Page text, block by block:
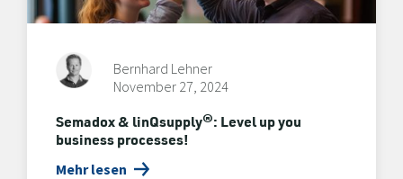
Bernhard Lehner
November 27, 2024
Semadox & linQsupply®: Level up you
business processes!
Mehr lesen